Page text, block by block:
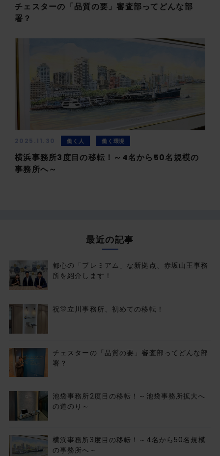
チェスターの「品質の要」審査部ってどんな部
署？
2025.11.30 働く人 働く環境
横浜事務所3度目の移転！～4名から50名規模の
事務所へ～
最近の記事
都心の「プレミアム」な新拠点、赤坂山王事務
所を紹介します！
祝🎊立川事務所、初めての移転！
チェスターの「品質の要」審査部ってどんな部
署？
池袋事務所2度目の移転！～池袋事務所拡大へ
の道のり～
横浜事務所3度目の移転！～4名から50名規模
の事務所へ～